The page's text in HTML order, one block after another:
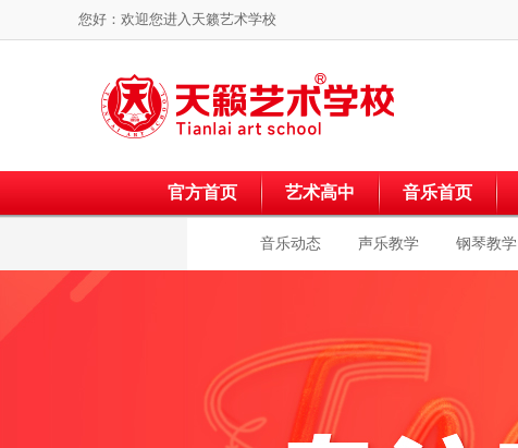
您好：欢迎您进入 天籁艺术学校
官方首页 艺术高中 音乐首页
音乐动态 声乐教学 钢琴教学